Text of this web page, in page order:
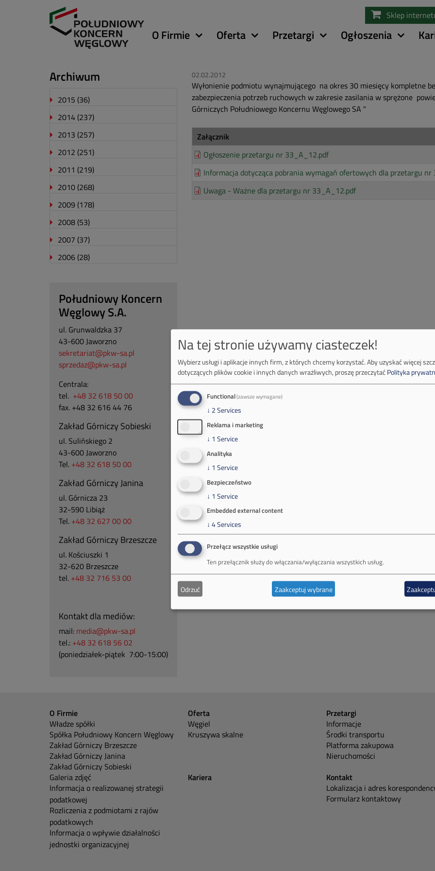
treści
Sklep
Główna
O Firmie Oferta Przetargi Ogłoszenia
02.02.2012
Wyłonienie podmiotu wynajmującego na okres 30 miesięcy kompletne
zabezpieczenia potrzeb ruchowych w zakresie zasilania w sprężone
Górniczych Południowego Koncernu Węglowego SA "
Załącznik
Ogłoszenie przetargu nr 33_A_12.pdf
Informacja dotycząca pobrania wymagań ofertowych dla przetargu
Uwaga - Ważne dla przetargu nr 33_A_12.pdf
Archiwum
2015 (36)
2014 (237)
2013 (257)
2012 (251)
2011 (219)
2010 (268)
2009 (178)
2008 (53)
2007 (37)
2006 (28)
Południowy Koncern
Węglowy S.A.
ul. Grunwaldzka 37
43-600 Jaworzno
sekretariat@pkw-sa.pl
sprzedaz@pkw-sa.pl
Centrala:
tel. +48 32 618 50 00
fax. +48 32 616 44 76
Zakład Górniczy Sobieski
ul. Sulińskiego 2
43-600 Jaworzno
Tel. +48 32 618 50 00
Zakład Górniczy Janina
ul. Górnicza 23
32-590 Libiąż
Tel. +48 32 627 00 00
Zakład Górniczy Brzeszcze
ul. Kościuszki 1
32-620 Brzeszcze
tel. +48 32 716 53 00
Kontakt dla mediów:
mail: media@pkw-sa.pl
tel.: +48 32 618 56 02
(poniedziałek-piątek 7:00-15:00)
O Firmie
Władze spółki
Spółka Południowy Koncern Węglowy
Zakład Górniczy Brzeszcze
Zakład Górniczy Janina
Zakład Górniczy Sobieski
Galeria zdjęć
Informacja o realizowanej strategii
podatkowej
Rozliczenia z podmiotami z rajów
podatkowych
Informacja o wpływie działalności
jednostki organizacyjnej
Oferta
Węgiel
Kruszywa skalne
Przetargi
Informacje
Środki transportu
Platforma zakupowa
Nieruchomości
Kariera
Kontakt
Lokalizacja i adres
Formularz kontaktowy
Na tej stronie używamy ciasteczek!
Wybierz usługi i aplikacje innych firm, z których chcemy korzystać.Aby uzyskać więcej
dotyczących plików cookie i innych danych wrażliwych, proszę przeczytaćPolityka
Functional(zawsze wymagane)
↓ 2Services
Reklama i marketing
↓ 1 Service
Analityka
↓ 1 Service
Bezpieczeństwo
↓ 1 Service
Embedded external content
↓ 4Services
Przełącz wszystkie usługi
Ten przełącznik służy do włączania/wyłączania wszystkich usług.
Odrzuć Zaakceptuj wybrane